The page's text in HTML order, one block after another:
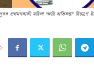
মহিলা 'অগ্নি অভিযন্তা' হিচাপে